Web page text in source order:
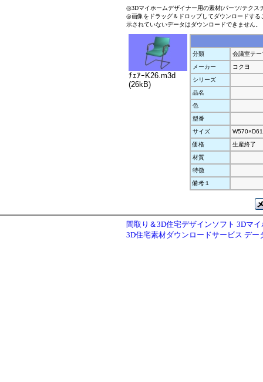
◎3Dマイホームデザイナー用の素材(パーツ/テクス
◎画像をドラッグ＆ドロップしてダウンロードす
示されていないデータはダウンロードできません。
ﾁｪｱｰK26.m3d
(26kB)
分類
会議室テ
メーカー
コクヨ
シリーズ
品名
色
型番
サイズ
価格
生産終了
材質
特徴
備考１
間取り＆3D住宅デザインソフト 3Dマ
3D住宅素材ダウンロードサービス デー